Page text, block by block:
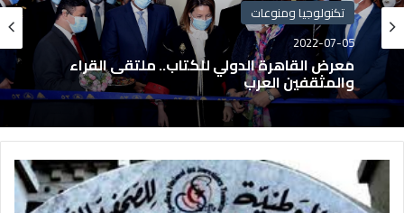
تكنولوجيا ومنوعات
2022-07-05
معرض القاهرة الدولي للكتاب.. ملتقى القراء
والمثقفين العرب